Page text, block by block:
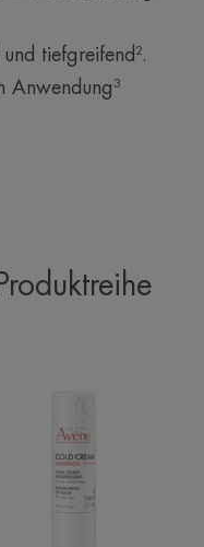
tiefgreifend².
Anwendung³